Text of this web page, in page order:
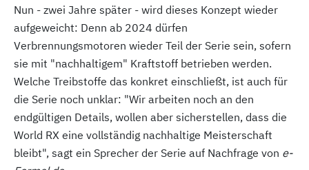
Nun - zwei Jahre später - wird dieses Konzept wieder
aufgeweicht: Denn ab 2024 dürfen
Verbrennungsmotoren wieder Teil der Serie sein, sofern
sie mit "nachhaltigem" Kraftstoff betrieben werden.
Welche Treibstoffe das konkret einschließt, ist auch für
die Serie noch unklar: "Wir arbeiten noch an den
endgültigen Details, wollen aber sicherstellen, dass die
World RX eine vollständig nachhaltige Meisterschaft
bleibt", sagt ein Sprecher der Serie auf Nachfrage von e-